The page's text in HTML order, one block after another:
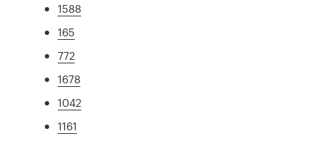
1588
165
772
1678
1042
1161